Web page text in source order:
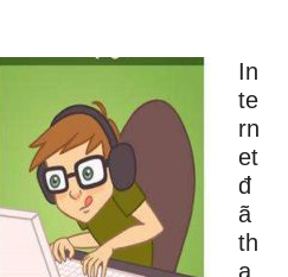
In
te
rn
et
đ
ã
th
a